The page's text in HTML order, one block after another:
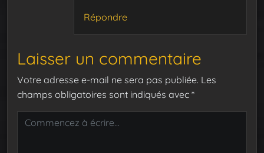
Répondre
Laisser un commentaire
Votre adresse e-mail ne sera pas publiée. Les
champs obligatoires sont indiqués avec *